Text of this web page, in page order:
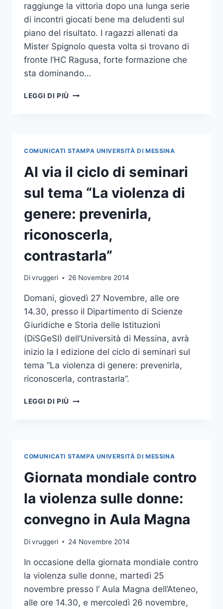
raggiunge la vittoria dopo una lunga serie
di incontri giocati bene ma deludenti sul
piano del risultato. I ragazzi allenati da
Mister Spignolo questa volta si trovano di
fronte l’HC Ragusa, forte formazione che
sta dominando…
LEGGI DI PIÙ HOCKEY
DEL
CUS
UNIME
CHE
LA
DELLA
CLASSIFICA
COMUNICATI STAMPA UNIVERSITÀ DI MESSINA
Al via il ciclo di seminari
sul tema “La violenza di
genere: prevenirla,
riconoscerla,
contrastarla”
Divruggeri 26 Novembre 2014
Domani, giovedì 27 Novembre, alle ore
14.30, presso il Dipartimento di Scienze
Giuridiche e Storia delle Istituzioni
(DiSGeSI) dell’Università di Messina, avrà
inizio la I edizione del ciclo di seminari sul
tema “La violenza di genere: prevenirla,
riconoscerla, contrastarla”.
LEGGI DI PIÙ AL
TEMA
“LA
DI
GENERE:
PREVENIRLA,
CONTRASTARLA”
COMUNICATI STAMPA UNIVERSITÀ DI MESSINA
Giornata mondiale contro
la violenza sulle donne:
convegno in Aula Magna
Divruggeri 24 Novembre 2014
In occasione della giornata mondiale contro
la violenza sulle donne, martedì 25
novembre presso l’ Aula Magna dell’Ateneo,
alle ore 14.30, e mercoledì 26 novembre,